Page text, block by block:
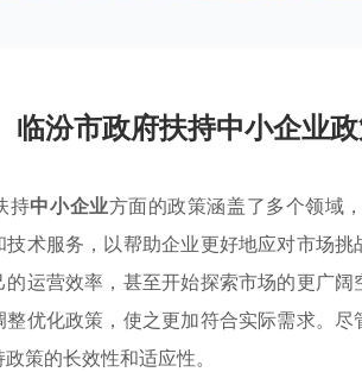
临汾市政府扶持中小企业
持中小企业方面的政策涵盖了多个领域
技术服务，以帮助企业更好地应对市场
的运营效率，甚至开始探索市场的更广
整优化政策，使之更加符合实际需求。
策的长效性和适应性。